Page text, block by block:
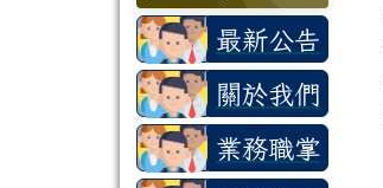
最新公告
關於我們
業務職掌